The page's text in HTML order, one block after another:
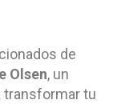
de
Olsen, un
transformar tu